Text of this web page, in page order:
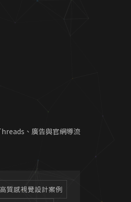
、廣告與官網導流
高質感視覺設計案例